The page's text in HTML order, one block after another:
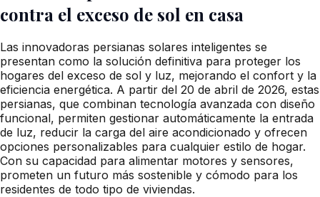
contra el exceso de sol en casa
Las innovadoras persianas solares inteligentes se
presentan como la solución definitiva para proteger los
hogares del exceso de sol y luz, mejorando el confort y la
eficiencia energética. A partir del 20 de abril de 2026, estas
persianas, que combinan tecnología avanzada con diseño
funcional, permiten gestionar automáticamente la entrada
de luz, reducir la carga del aire acondicionado y ofrecen
opciones personalizables para cualquier estilo de hogar.
Con su capacidad para alimentar motores y sensores,
prometen un futuro más sostenible y cómodo para los
residentes de todo tipo de viviendas.